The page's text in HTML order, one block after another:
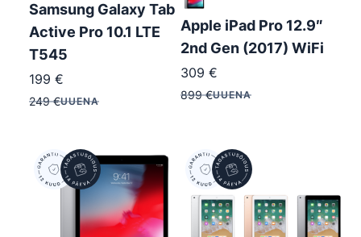
Samsung Galaxy Tab
Active Pro 10.1 LTE
T545
199 €
249€UUENA
Apple iPad Pro 12.9″
2nd Gen (2017) WiFi
309 €
899€UUENA